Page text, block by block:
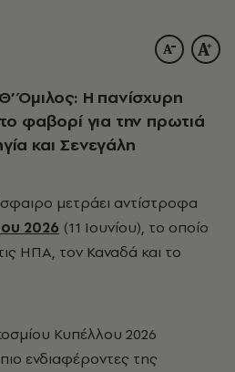
Όμιλος: Η πανίσχυρη
φαβορί για την πρωτιά
και Σενεγάλη
μετράει αντίστροφα
2026 (11 Ιουνίου), το οποίο
ΗΠΑ, τον Καναδά και το
Κυπέλλου 2026
ενδιαφέροντες της